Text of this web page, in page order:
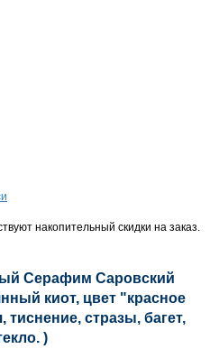
накопительный скидки на заказ.
Серафим Саровский
киот, цвет "красное
стразы, багет,
)